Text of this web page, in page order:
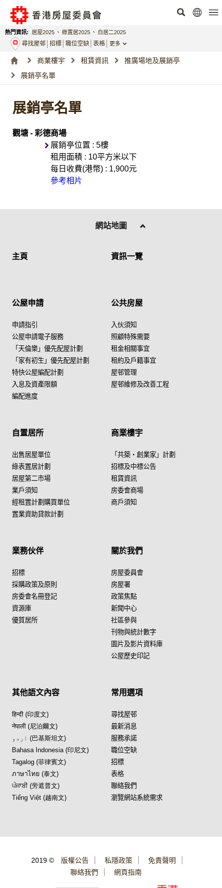
熱門資訊: 居屋2025 、 綠置居2025 、 白居二2025
尋找屋邨 招標 職位空缺 表格 更多
商業樓宇 租賃資訊
推廣場地及展銷亭
展銷亭名單
展銷亭名單
觀塘 - 彩德商場
展銷亭位置 : 5樓
租用面積 : 10平方米以下
每日收費(港幣) : 1,900元
參考相片
網站地圖
主頁 資訊一覽
公屋申請
申請指引
公屋申請電子服務
「天倫樂」優先配屋計劃
「家有初生」優先配屋計劃
特快公屋編配計劃
入息及資產限額
編配進度
公共房屋
入伙須知
照顧特殊需要
租金相關事宜
租約及戶籍事宜
屋邨管理
屋邨維修及改善工程
自置居所
出售居屋單位
綠表置居計劃
居屋第二市場
業戶須知
經租置計劃購買單位
置業資助貸款計劃
商業樓宇
「共築・創業家」計劃
招標及中標公告
租賃資訊
房委會商場
商戶須知
業務伙伴
招標
採購政策及原則
房委會名冊登記
資源庫
優質居所
關於我們
房屋委員會
房屋署
政策焦點
新聞中心
社區參與
刊物與統計數字
圖片及影片資料庫
公屋歷史印記
其他語文內容
हिन्दी (印度文)
नेपाली (尼泊爾文)
اردو (巴基斯坦文)
Bahasa Indonesia (印尼文)
Tagalog (菲律賓文)
ภาษาไทย (泰文)
ਪੰਜਾਬੀ (旁遮普文)
Tiếng Việt (越南文)
常用選項
尋找屋邨
最新消息
服務承諾
職位空缺
招標
表格
聯絡我們
瀏覽網站系統需求
2019 © 版權公告 私隱政策
免責聲明
聯絡我們
網頁指南